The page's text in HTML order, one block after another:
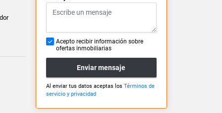
Acepto recibir información sobre
ofertas inmobiliarias
Enviar mensaje
Al enviar tus datos aceptas los Términos de
servicio y privacidad